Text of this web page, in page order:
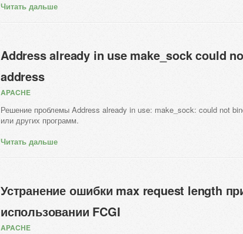
Читать дальше
Address already in use make_sock could
address
APACHE
Решение проблемы Address already in use: make_sock: could not
или других программ.
Читать дальше
Устранение ошибки max request length
использовании FCGI
APACHE